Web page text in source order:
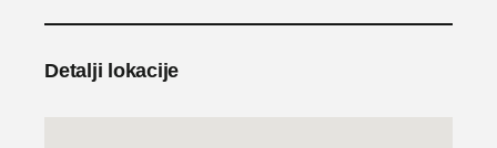
Detalji lokacije